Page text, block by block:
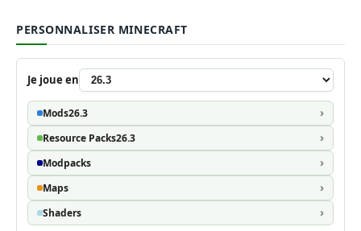
PERSONNALISER MINECRAFT
Je joue en
Mods26.3
Resource Packs26.3
Modpacks
Maps
Shaders